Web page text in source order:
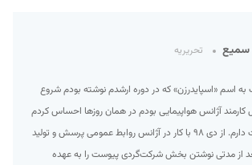
سمیع تحریریه
اسم «اسپایدرزن» که در دوره ارشدم نوشته بودم شروع
که ۱۰ سال کارمند آژانس هواپیمایی بودم در همان روزها احساس کردم
چقدر نوشتن را دوست دارم. از دی ۹۸ با کار در آژانس روابط عمومی پرسش و تولید
از مدتی نوشتن بخش شرکت‌گردی پیوست را به عهده